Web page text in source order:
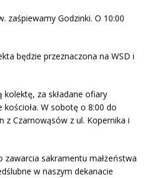
zaśpiewamy Godzinki. O 10:00
będzie przeznaczona na WSD i
kolektę, za składane ofiary
W sobotę o 8:00 do
z Czarnowąsów z ul. Kopernika i
zawarcia sakramentu małżeństwa
w naszym dekanacie